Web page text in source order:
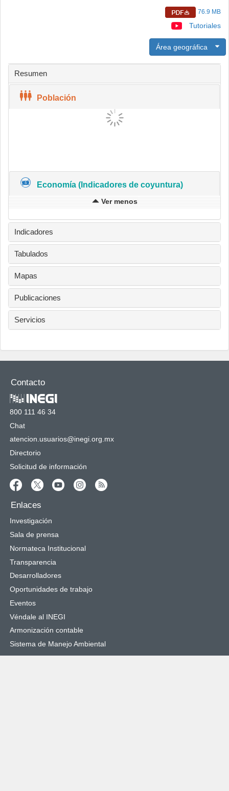
76.9 MB
Tutoriales
Área geográfica
Resumen
Población
Economía (Indicadores de coyuntura)
Ver menos
Indicadores
Tabulados
Mapas
Publicaciones
Servicios
Contacto
800 111 46 34
Chat
atencion.usuarios@inegi.org.mx
Directorio
Solicitud de información
Enlaces
Investigación
Sala de prensa
Normateca Institucional
Transparencia
Desarrolladores
Oportunidades de trabajo
Eventos
Véndale al INEGI
Armonización contable
Sistema de Manejo Ambiental